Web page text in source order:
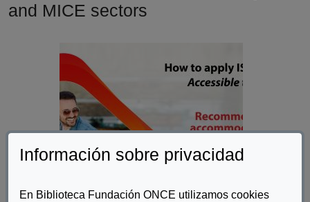
Información sobre privacidad
En Biblioteca Fundación ONCE utilizamos cookies
and MICE sectors